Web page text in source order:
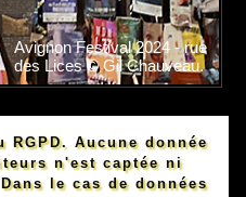
Avignon Festival 2024 - rue
des Lices © Gil Chauveau.
Aucune donnée
n'est captée ni
le cas de données